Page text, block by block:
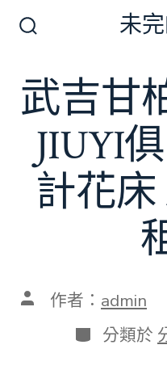
切
換
開
未
武吉甘
JIUYI
計花
文 作者： admin
分
類
分類於